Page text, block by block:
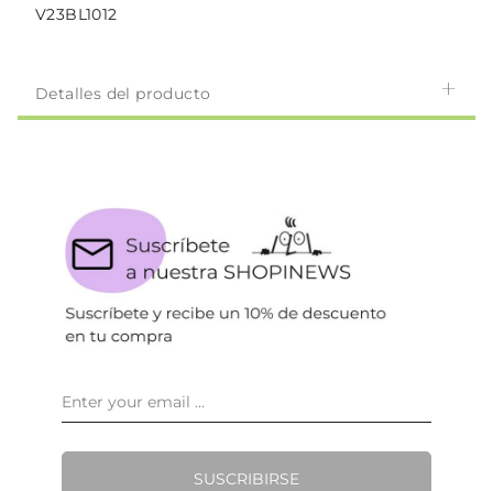
V23BL1012
Detalles del producto
SUSCRIBIRSE